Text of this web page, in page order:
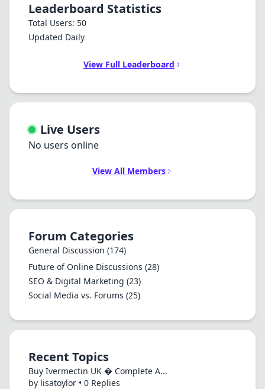
Leaderboard Statistics
Total Users: 50
Updated Daily
View Full Leaderboard
Live Users
No users online
View All Members
Forum Categories
General Discussion (174)
Future of Online Discussions (28)
SEO & Digital Marketing (23)
Social Media vs. Forums (25)
Recent Topics
Buy Ivermectin UK � Complete A...
by lisatoylor • 0 Replies